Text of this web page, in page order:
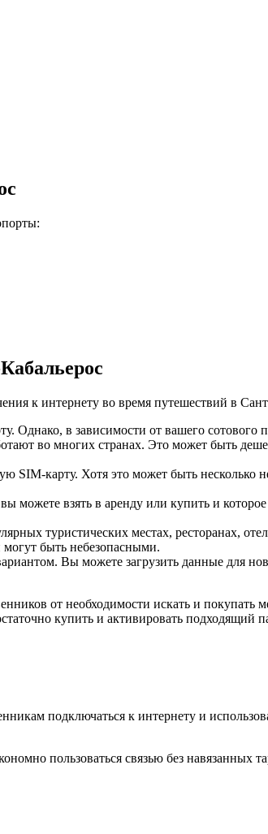
к интернету во время путешествий в
в зависимости от вашего сотового
во многих странах. Это может быть
карту. Хотя это может быть несколько
взять в аренду или купить и
туристических местах, ресторанах,
быть небезопасными.
Вы можете загрузить данные для
от необходимости искать и покупать
купить и активировать подходящий
подключаться к интернету и
пользоваться связью без навязанных